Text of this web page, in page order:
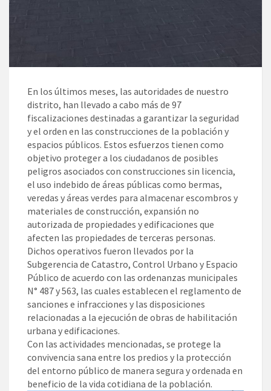
En los últimos meses, las autoridades de nuestro
distrito, han llevado a cabo más de 97
fiscalizaciones destinadas a garantizar la seguridad
y el orden en las construcciones de la población y
espacios públicos. Estos esfuerzos tienen como
objetivo proteger a los ciudadanos de posibles
peligros asociados con construcciones sin licencia,
el uso indebido de áreas públicas como bermas,
veredas y áreas verdes para almacenar escombros y
materiales de construcción, expansión no
autorizada de propiedades y edificaciones que
afecten las propiedades de terceras personas.
Dichos operativos fueron llevados por la
Subgerencia de Catastro, Control Urbano y Espacio
Público de acuerdo con las ordenanzas municipales
N° 487 y 563, las cuales establecen el reglamento de
sanciones e infracciones y las disposiciones
relacionadas a la ejecución de obras de habilitación
urbana y edificaciones.
Con las actividades mencionadas, se protege la
convivencia sana entre los predios y la protección
del entorno público de manera segura y ordenada en
beneficio de la vida cotidiana de la población.